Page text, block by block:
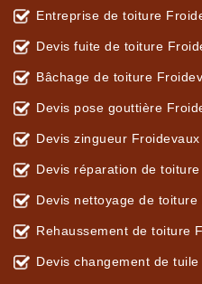
Entreprise de toiture
Devis fuite de toiture
Bâchage de toiture
Devis pose gouttière
Devis zingueur Froidevaux
Devis réparation de
Devis nettoyage de toiture
Rehaussement de toiture
Devis changement de